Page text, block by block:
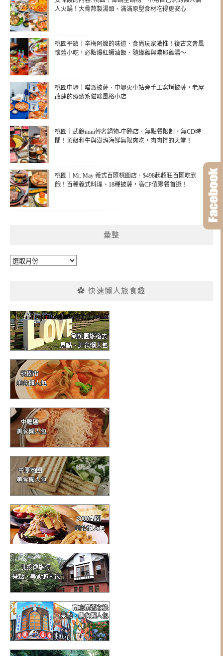
人火鍋！大骨熬製湯頭、滿滿原型食材吃得更安心
桃園平鎮｜辛梅阿嬤的味道．食尚玩家激推！復古文青風
懷舊小吃，必點爆紅蝦滷飯、隨緣雞與濃郁雞湯～
桃園中壢｜喵派披薩．中壢火車站旁手工窯烤披薩，老屋
改建的療癒系貓咪風格小店
桃園｜武鶴mini輕奢鍋物-中路店．無點餐限制、無CD時
間！頂級和牛與澎湃海鮮無限爽吃，肉肉控的天堂！
桃園｜Mr. May 義式百匯桃園店．$498起超狂百匯吃到
飽！百種義式料理、18種披薩，高CP值聚餐首選！
彙整
彙
✿ 快速懶人旅食趣